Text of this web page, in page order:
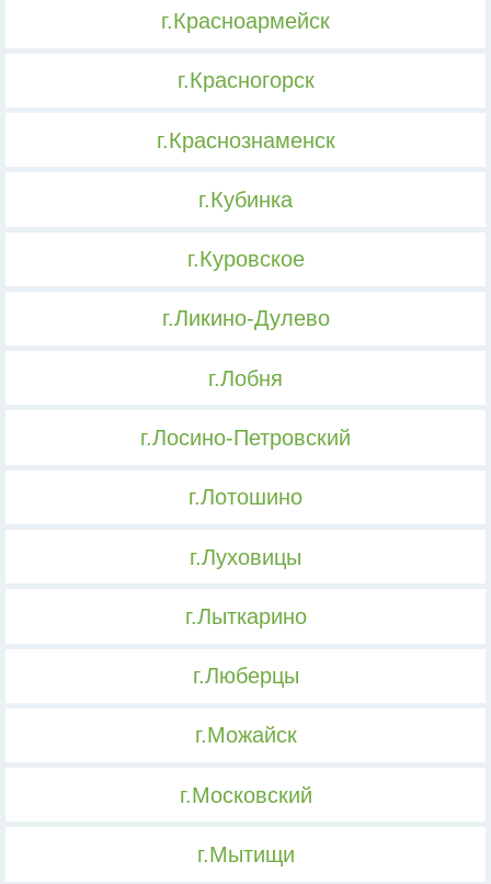
г.Красноармейск
г.Красногорск
г.Краснознаменск
г.Кубинка
г.Куровское
г.Ликино-Дулево
г.Лобня
г.Лосино-Петровский
г.Лотошино
г.Луховицы
г.Лыткарино
г.Люберцы
г.Можайск
г.Московский
г.Мытищи